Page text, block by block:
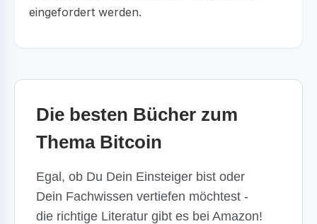
eingefordert werden.
Die besten Bücher zum
Thema Bitcoin
Egal, ob Du Dein Einsteiger bist oder
Dein Fachwissen vertiefen möchtest -
die richtige Literatur gibt es bei Amazon!